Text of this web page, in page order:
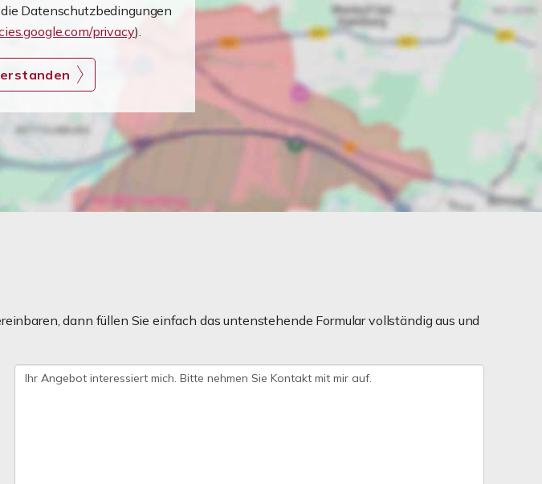
Datenschutzbedingungen
privacy).
dann füllen Sie einfach das untenstehende Formular vollständig aus und